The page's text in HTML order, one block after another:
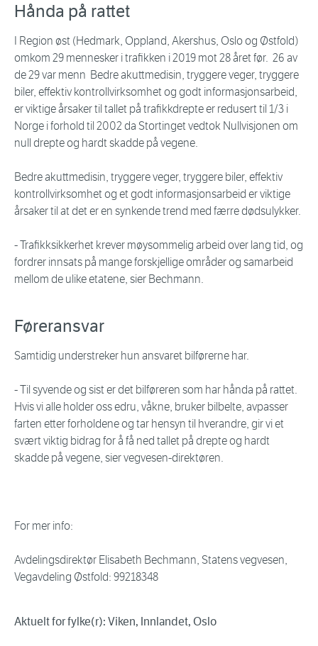
Hånda på rattet
I Region øst (Hedmark, Oppland, Akershus, Oslo og Østfold)
omkom 29 mennesker i trafikken i 2019 mot 28 året før. 26 av
de 29 var menn Bedre akuttmedisin, tryggere veger, tryggere
biler, effektiv kontrollvirksomhet og godt informasjonsarbeid,
er viktige årsaker til tallet på trafikkdrepte er redusert til 1/3 i
Norge i forhold til 2002 da Stortinget vedtok Nullvisjonen om
null drepte og hardt skadde på vegene.
Bedre akuttmedisin, tryggere veger, tryggere biler, effektiv
kontrollvirksomhet og et godt informasjonsarbeid er viktige
årsaker til at det er en synkende trend med færre dødsulykker.
- Trafikksikkerhet krever møysommelig arbeid over lang tid, og
fordrer innsats på mange forskjellige områder og samarbeid
mellom de ulike etatene, sier Bechmann.
Føreransvar
Samtidig understreker hun ansvaret bilførerne har.
- Til syvende og sist er det bilføreren som har hånda på rattet.
Hvis vi alle holder oss edru, våkne, bruker bilbelte, avpasser
farten etter forholdene og tar hensyn til hverandre, gir vi et
svært viktig bidrag for å få ned tallet på drepte og hardt
skadde på vegene, sier vegvesen-direktøren.
For mer info:
Avdelingsdirektør Elisabeth Bechmann, Statens vegvesen,
Vegavdeling Østfold: 99218348
Aktuelt for fylke(r): Viken, Innlandet, Oslo